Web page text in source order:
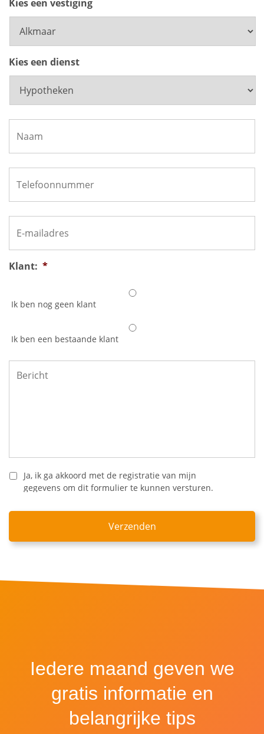
Kies een vestiging
Kies een dienst
Naam *
Telefoonnummer *
E-
mailadres
Klant: *
Ik ben nog geen klant
Ik ben een bestaande klant
Bericht *
Ja, ik ga akkoord met de registratie van mijn
gegevens om dit formulier te kunnen versturen.
Iedere maand geven we
gratis informatie en
belangrijke tips